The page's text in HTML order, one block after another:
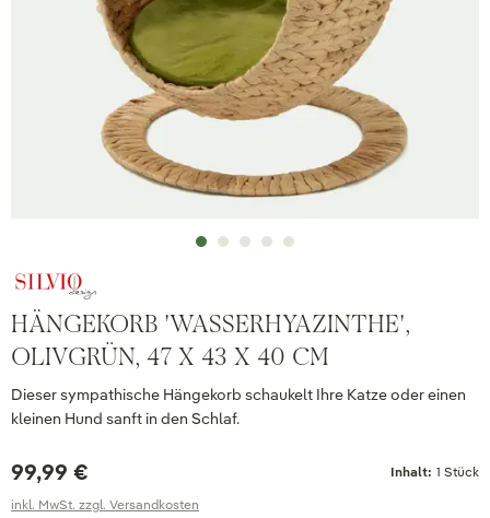
HÄNGEKORB 'WASSERHYAZINTHE',
OLIVGRÜN, 47 X 43 X 40 CM
Dieser sympathische Hängekorb schaukelt Ihre Katze oder einen
kleinen Hund sanft in den Schlaf.
99,99 € Inhalt: 1 Stück
inkl. MwSt. zzgl. Versandkosten